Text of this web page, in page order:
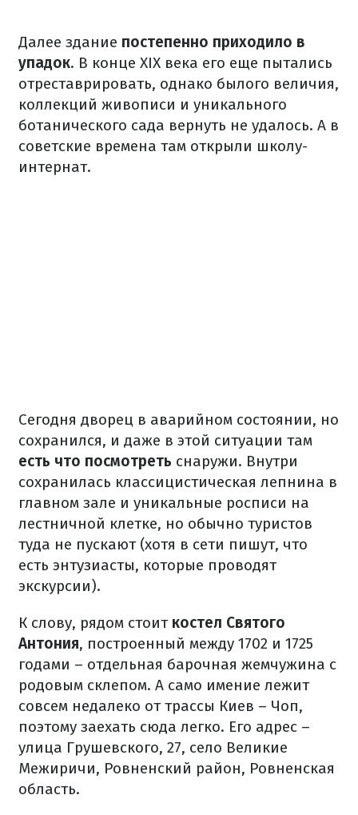
Далее здание постепенно приходило в
упадок. В конце XIX века его еще пытались
отреставрировать, однако былого величия,
коллекций живописи и уникального
ботанического сада вернуть не удалось. А в
советские времена там открыли школу-
интернат.
Сегодня дворец в аварийном состоянии, но
сохранился, и даже в этой ситуации там
есть что посмотреть снаружи. Внутри
сохранилась классицистическая лепнина в
главном зале и уникальные росписи на
лестничной клетке, но обычно туристов
туда не пускают (хотя в сети пишут, что
есть энтузиасты, которые проводят
экскурсии).
К слову, рядом стоит костел Святого
Антония, построенный между 1702 и 1725
годами – отдельная барочная жемчужина с
родовым склепом. А само имение лежит
совсем недалеко от трассы Киев – Чоп,
поэтому заехать сюда легко. Его адрес –
улица Грушевского, 27, село Великие
Межиричи, Ровненский район, Ровненская
область.